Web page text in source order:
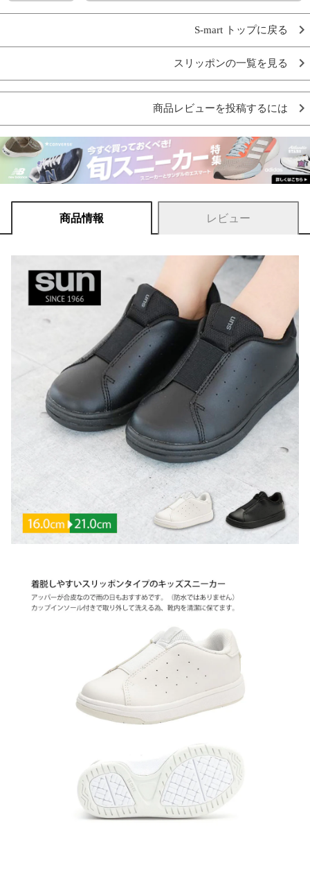
S-mart トップに戻る
スリッポンの一覧を見る
商品レビューを投稿するには
商品情報 レビュー